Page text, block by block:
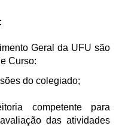
Geral da UFU são
Curso:
do colegiado;
competente para
das atividades